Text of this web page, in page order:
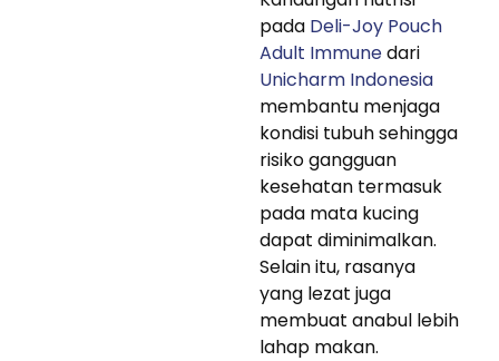
pada Deli-Joy Pouch
Adult Immunedari
Unicharm Indonesia
membantu menjaga
kondisi tubuh sehingga
risiko gangguan
kesehatan termasuk
pada mata kucing
dapat diminimalkan.
Selain itu, rasanya
yang lezat juga
membuat anabul lebih
lahap makan.